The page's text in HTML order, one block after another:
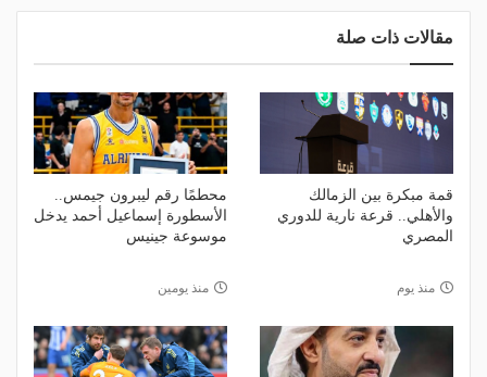
مقالات ذات صلة
قمة مبكرة بين الزمالك
والأهلي.. قرعة نارية للدوري
المصري
منذ يوم
محطمًا رقم ليبرون جيمس..
الأسطورة إسماعيل أحمد يدخل
موسوعة جينيس
منذ يومين